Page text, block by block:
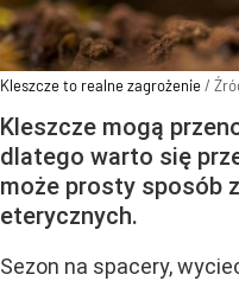
Kleszcze to realne zagrożenie/
Kleszcze mogą
dlatego warto się
może prosty sposób
eterycznych.
Sezon na spacery,